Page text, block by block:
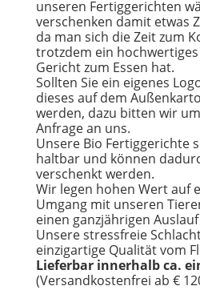
unseren Fertiggerichten
verschenken damit etwas
da man sich die Zeit zum
trotzdem ein
Gericht zum Essen hat.
Sollten Sie ein eigenes
dieses auf dem
werden, dazu bitten wir
Anfrage an uns.
Unsere Bio Fertiggerichte
haltbar und können
verschenkt werden.
Wir legen hohen Wert auf
Umgang mit unseren
einen ganzjährigen
Unsere stressfreie
einzigartige Qualität vom
Lieferbar innerhalb ca.
(Versandkostenfrei ab €